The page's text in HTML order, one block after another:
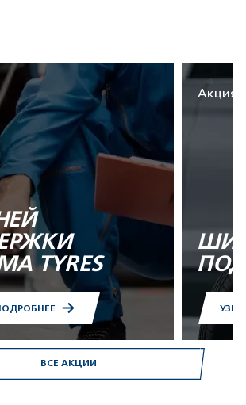
ВСЕ АКЦИИ
TYRES
Акция